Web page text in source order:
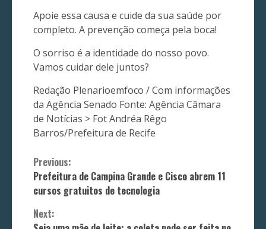
Apoie essa causa e cuide da sua saúde por
completo. A prevenção começa pela boca!
O sorriso é a identidade do nosso povo.
Vamos cuidar dele juntos?
Redação Plenarioemfoco / Com informações
da Agência Senado Fonte: Agência Câmara
de Notícias > Fot Andréa Rêgo
Barros/Prefeitura de Recife
Continue
Reading
Previous:
Prefeitura de Campina Grande e Cisco abrem 11
cursos gratuitos de tecnologia
Next: